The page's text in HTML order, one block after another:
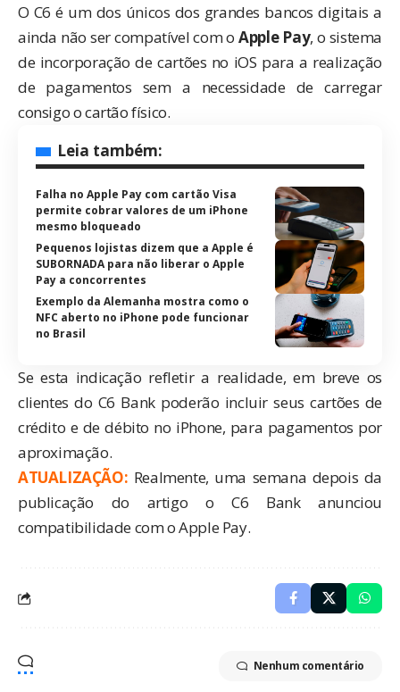
O C6 é um dos únicos dos grandes bancos digitais a
ainda não ser compatível com oApple Pay, o sistema
de incorporação de cartões no iOS para a realização
de pagamentos sem a necessidade de carregar
consigo o cartão físico.
Leia também:
Falha no Apple Pay com cartão Visa
permite cobrar valores de um iPhone
mesmo bloqueado
Pequenos lojistas dizem que a Apple é
SUBORNADA para não liberar o Apple
Pay a concorrentes
Exemplo da Alemanha mostra como o
NFC aberto no iPhone pode funcionar
no Brasil
Se esta indicação refletir a realidade, em breve os
clientes do C6 Bank poderão incluir seus cartões de
crédito e de débito no iPhone, para pagamentos por
aproximação.
ATUALIZAÇÃO: Realmente, uma semana depois da
publicação do artigo o C6 Bank anunciou
compatibilidade com o Apple Pay.
Nenhum comentário